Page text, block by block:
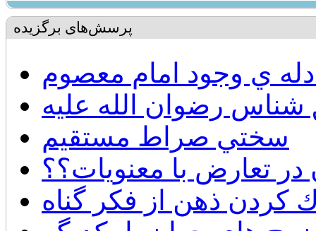
پرسش‌های برگزیده
ي وجود امام معصوم
شناس رضوان الله عليه
سختي صراط مستقيم
تعارض با معنويات؟؟
كردن ذهن از فكر گناه